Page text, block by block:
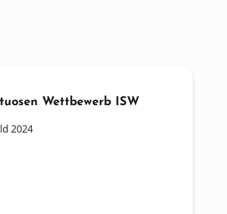
Wettbewerb ISW
2024